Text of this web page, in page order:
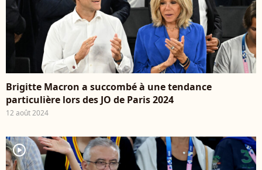
Brigitte Macron a succombé à une tendance
particulière lors des JO de Paris 2024
12 août 2024
player2